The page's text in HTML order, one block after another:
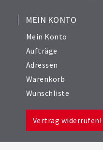
MEIN KONTO
Mein Konto
Aufträge
Adressen
Warenkorb
Wunschliste
Vertrag widerrufen!